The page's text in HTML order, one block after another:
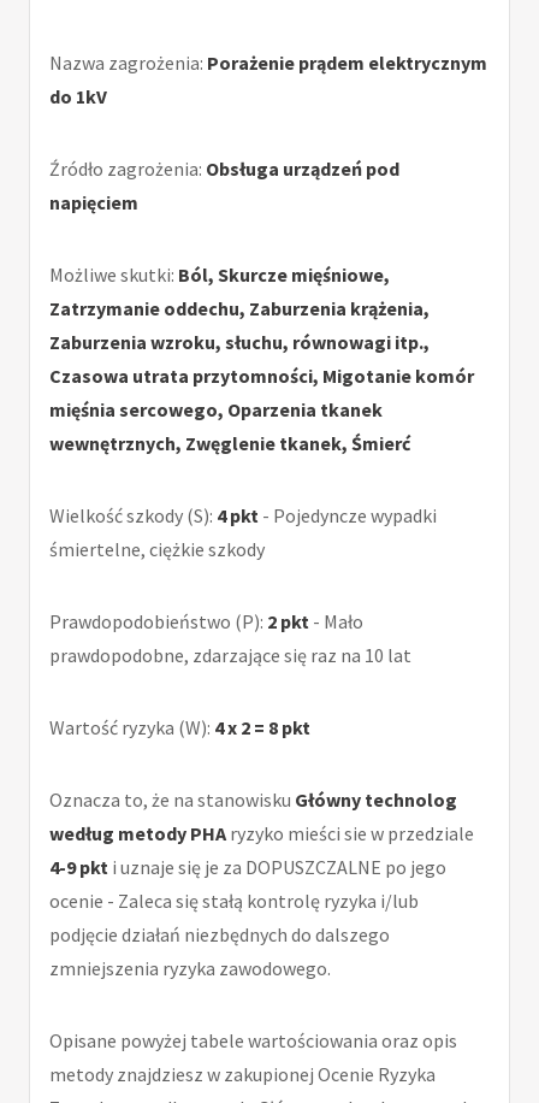
Nazwa zagrożenia: Porażenie prądem elektrycznym
do 1kV
Źródło zagrożenia: Obsługa urządzeń pod
napięciem
Możliwe skutki: Ból, Skurcze mięśniowe,
Zatrzymanie oddechu, Zaburzenia krążenia,
Zaburzenia wzroku, słuchu, równowagi itp.,
Czasowa utrata przytomności, Migotanie komór
mięśnia sercowego, Oparzenia tkanek
wewnętrznych, Zwęglenie tkanek, Śmierć
Wielkość szkody (S): 4 pkt - Pojedyncze wypadki
śmiertelne, ciężkie szkody
Prawdopodobieństwo (P): 2 pkt - Mało
prawdopodobne, zdarzające się raz na 10 lat
Wartość ryzyka (W): 4 x 2 = 8 pkt
Oznacza to, że na stanowisku Główny technolog
według metody PHA ryzyko mieści sie w przedziale
4-9 pkt i uznaje się je za DOPUSZCZALNE po jego
ocenie - Zaleca się stałą kontrolę ryzyka i/lub
podjęcie działań niezbędnych do dalszego
zmniejszenia ryzyka zawodowego.
Opisane powyżej tabele wartościowania oraz opis
metody znajdziesz w zakupionej Ocenie Ryzyka